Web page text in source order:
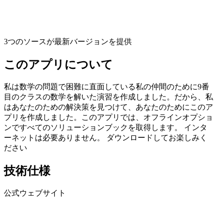
3つのソースが最新バージョンを提供
このアプリについて
私は数学の問題で困難に直面している私の仲間のために9番
目のクラスの数学を解いた演習を作成しました。だから、私
はあなたのための解決策を見つけて、あなたのためにこのア
プリを作成しました。このアプリでは、オフラインオプショ
ンですべてのソリューションブックを取得します。 インタ
ーネットは必要ありません。 ダウンロードしてお楽しみく
ださい
技術仕様
公式ウェブサイト